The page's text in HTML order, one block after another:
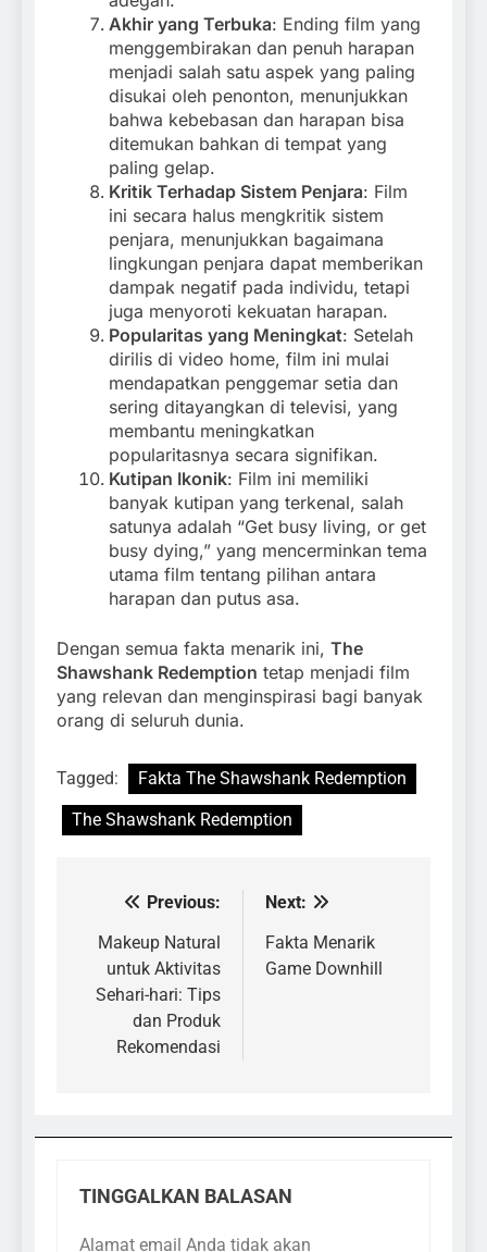
Akhir yang Terbuka: Ending film yang
menggembirakan dan penuh harapan
menjadi salah satu aspek yang paling
disukai oleh penonton, menunjukkan
bahwa kebebasan dan harapan bisa
ditemukan bahkan di tempat yang
paling gelap.
Kritik Terhadap Sistem Penjara: Film
ini secara halus mengkritik sistem
penjara, menunjukkan bagaimana
lingkungan penjara dapat memberikan
dampak negatif pada individu, tetapi
juga menyoroti kekuatan harapan.
Popularitas yang Meningkat: Setelah
dirilis di video home, film ini mulai
mendapatkan penggemar setia dan
sering ditayangkan di televisi, yang
membantu meningkatkan
popularitasnya secara signifikan.
Kutipan Ikonik: Film ini memiliki
banyak kutipan yang terkenal, salah
satunya adalah “Get busy living, or get
busy dying,” yang mencerminkan tema
utama film tentang pilihan antara
harapan dan putus asa.
Dengan semua fakta menarik ini, The
Shawshank Redemption tetap menjadi film
yang relevan dan menginspirasi bagi banyak
orang di seluruh dunia.
Tagged:
Fakta The Shawshank Redemption
The Shawshank Redemption
Navigasi
pos
Previous:
Makeup Natural
untuk Aktivitas
Sehari-hari: Tips
dan Produk
Rekomendasi
Next:
Fakta Menarik
Game Downhill
TINGGALKAN BALASAN
Alamat email Anda tidak akan